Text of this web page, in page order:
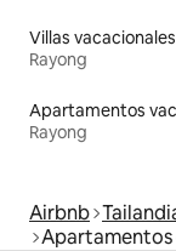
Villas vacacionales
Rayong
Apartamentos
Rayong
Airbnb
Apartamentos